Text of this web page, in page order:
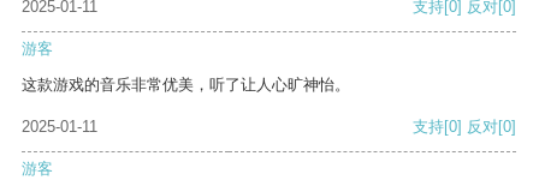
2025-01-11 支持[0] 反对[0]
游客
这款游戏的音乐非常优美，听了让人心旷神怡。
2025-01-11 支持[0] 反对[0]
游客